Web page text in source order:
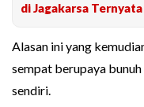
di Jagakarsa
Alasan ini yang
sempat berupaya
sendiri.